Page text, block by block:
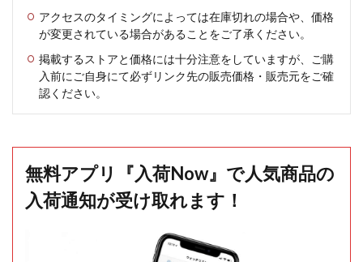
アクセスのタイミングによっては在庫切れの場合や、価格
が変更されている場合があることをご了承ください。
掲載するストアと価格には十分注意をしていますが、ご購
入前にご自身にて必ずリンク先の販売価格・販売元をご確
認ください。
無料アプリ『入荷Now』で人気商品の
入荷通知が受け取れます！